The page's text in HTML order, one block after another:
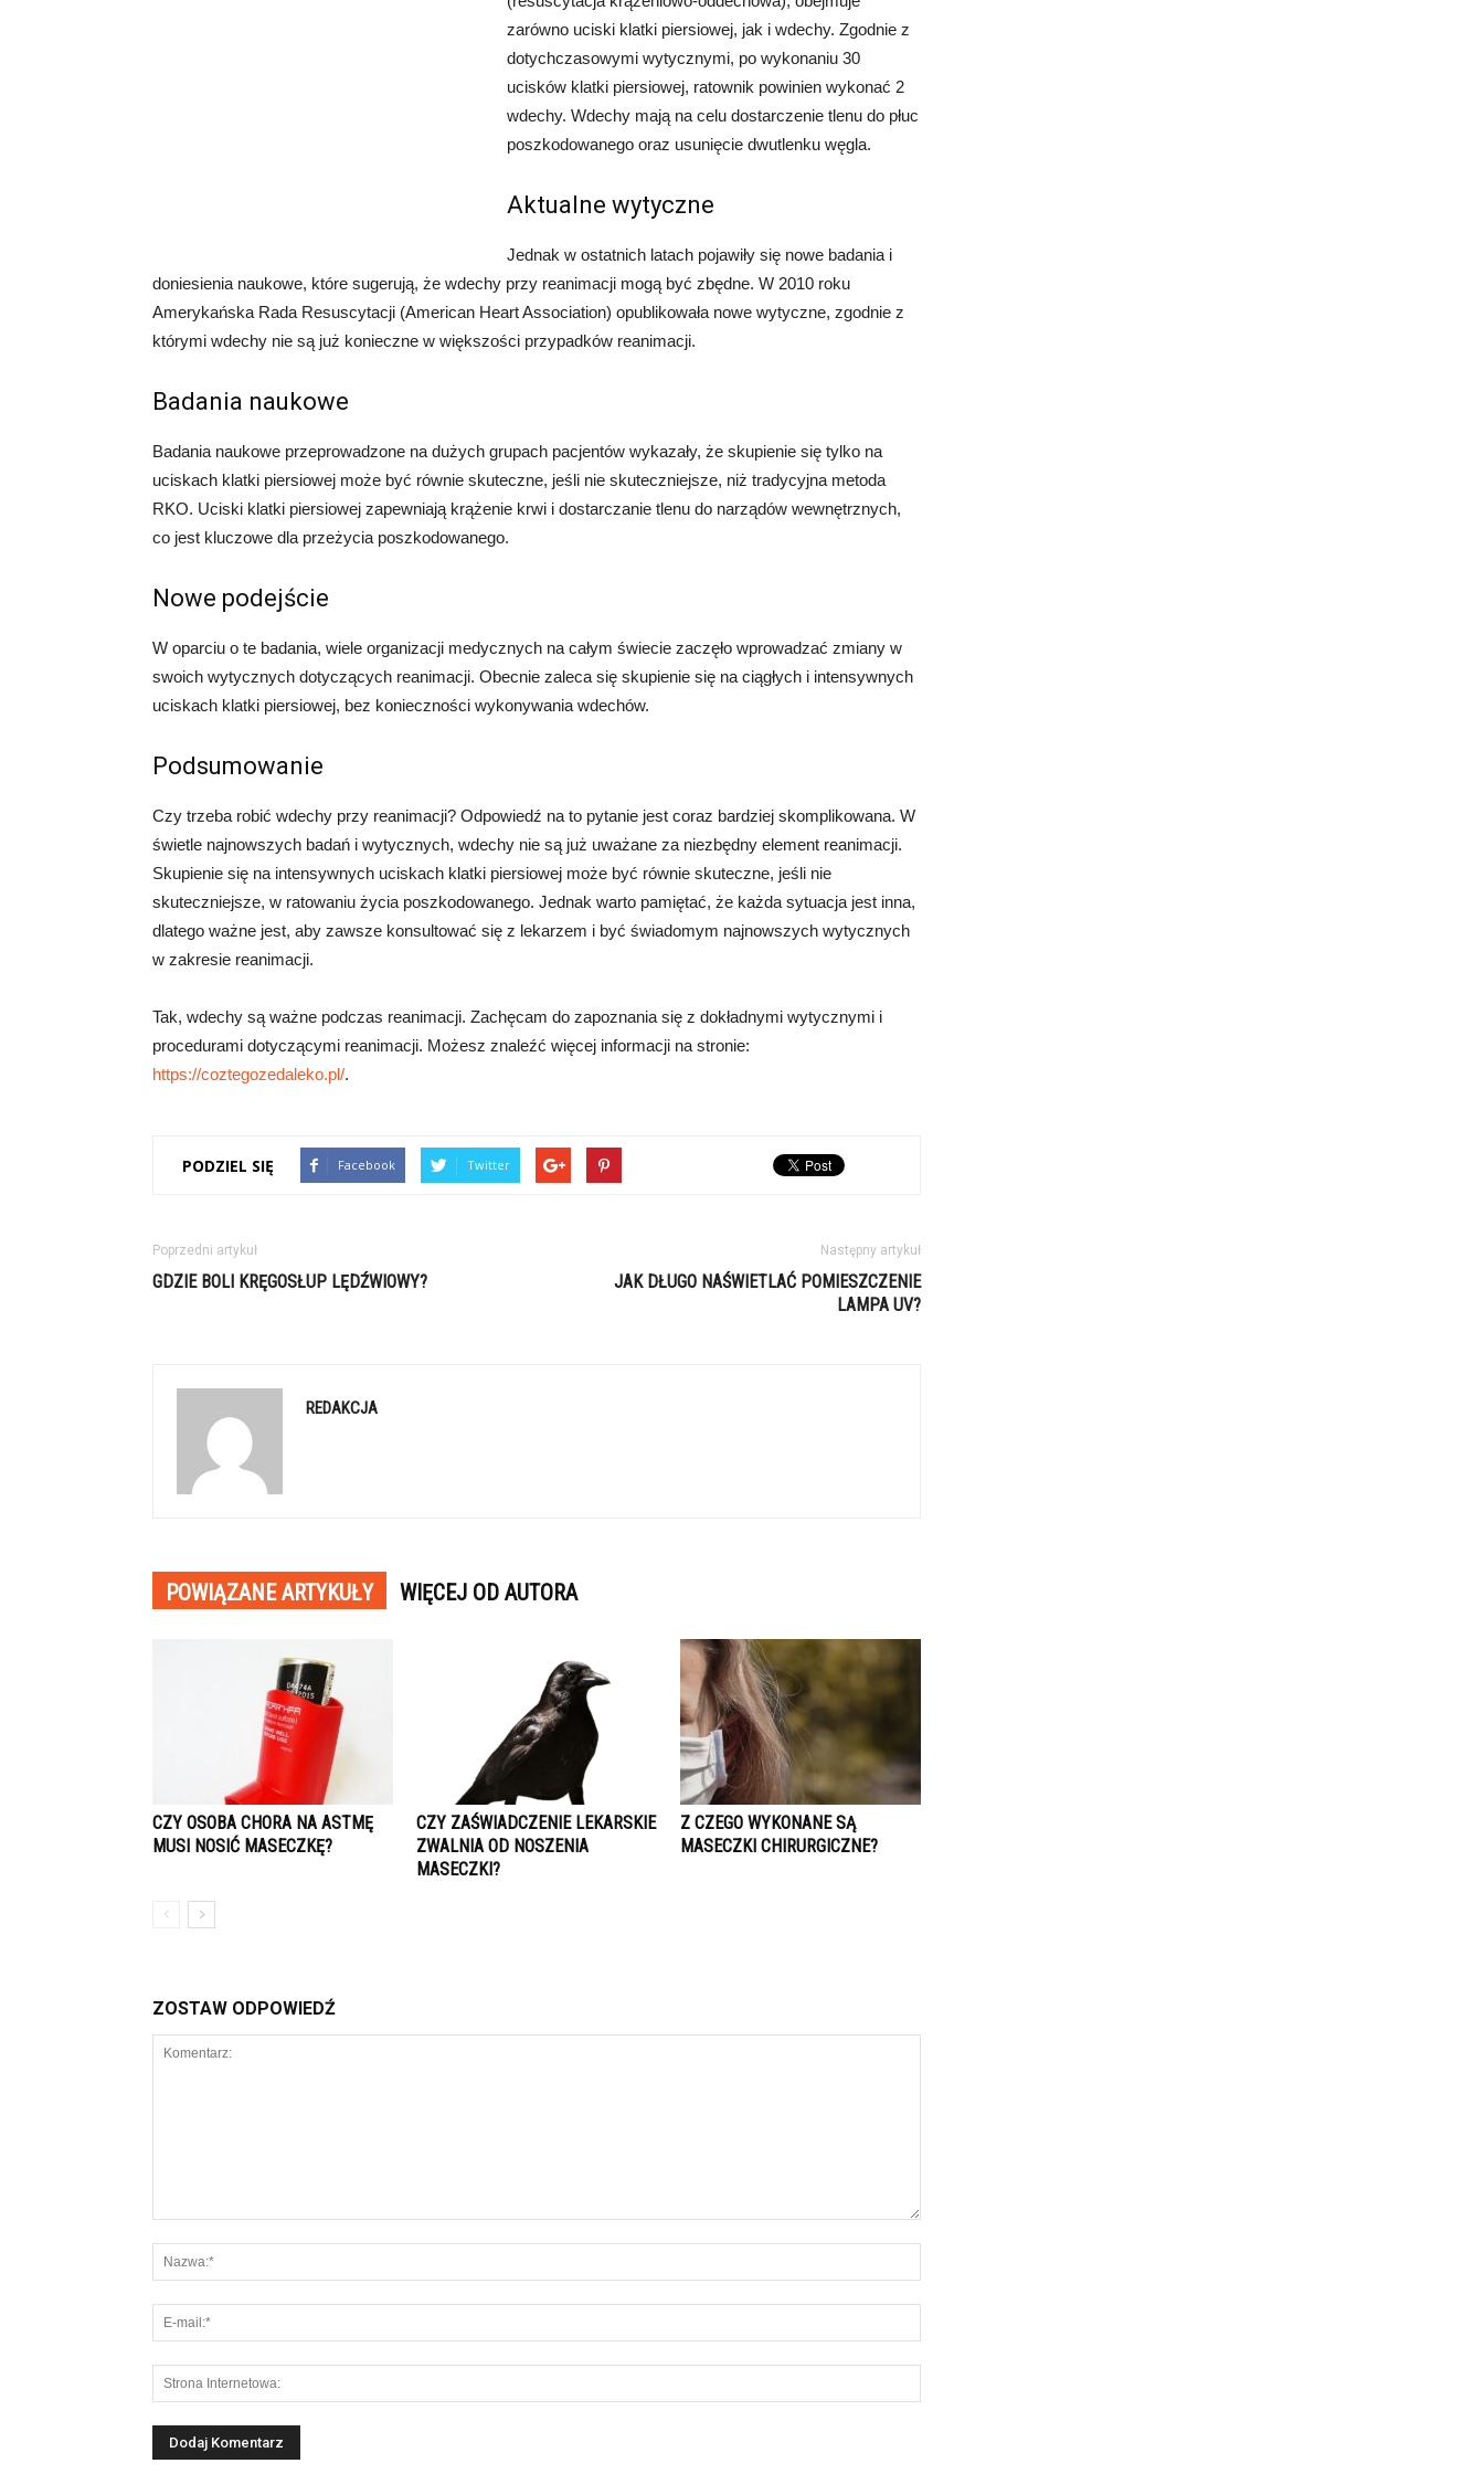
zarówno uciski klatki piersiowej, jak i wdechy. Zgodnie z
dotychczasowymi wytycznymi, po wykonaniu 30
ucisków klatki piersiowej, ratownik powinien wykonać 2
wdechy. Wdechy mają na celu dostarczenie tlenu do płuc
poszkodowanego oraz usunięcie dwutlenku węgla.
Aktualne wytyczne
Jednak w ostatnich latach pojawiły się nowe badania i
doniesienia naukowe, które sugerują, że wdechy przy reanimacji mogą być zbędne. W 2010 roku
Amerykańska Rada Resuscytacji (American Heart Association) opublikowała nowe wytyczne, zgodnie z
którymi wdechy nie są już konieczne w większości przypadków reanimacji.
Badania naukowe
Badania naukowe przeprowadzone na dużych grupach pacjentów wykazały, że skupienie się tylko na
uciskach klatki piersiowej może być równie skuteczne, jeśli nie skuteczniejsze, niż tradycyjna metoda
RKO. Uciski klatki piersiowej zapewniają krążenie krwi i dostarczanie tlenu do narządów wewnętrznych,
co jest kluczowe dla przeżycia poszkodowanego.
Nowe podejście
W oparciu o te badania, wiele organizacji medycznych na całym świecie zaczęło wprowadzać zmiany w
swoich wytycznych dotyczących reanimacji. Obecnie zaleca się skupienie się na ciągłych i intensywnych
uciskach klatki piersiowej, bez konieczności wykonywania wdechów.
Podsumowanie
Czy trzeba robić wdechy przy reanimacji? Odpowiedź na to pytanie jest coraz bardziej skomplikowana. W
świetle najnowszych badań i wytycznych, wdechy nie są już uważane za niezbędny element reanimacji.
Skupienie się na intensywnych uciskach klatki piersiowej może być równie skuteczne, jeśli nie
skuteczniejsze, w ratowaniu życia poszkodowanego. Jednak warto pamiętać, że każda sytuacja jest inna,
dlatego ważne jest, aby zawsze konsultować się z lekarzem i być świadomym najnowszych wytycznych
w zakresie reanimacji.
Tak, wdechy są ważne podczas reanimacji. Zachęcam do zapoznania się z dokładnymi wytycznymi i
procedurami dotyczącymi reanimacji. Możesz znaleźć więcej informacji na stronie:
https://coztegozedaleko.pl/.
PODZIEL SIĘ Facebook Twitter
Poprzedni artykuł
GDZIE BOLI KRĘGOSŁUP LĘDŹWIOWY?
Następny artykuł
JAK DŁUGO NAŚWIETLAĆ POMIESZCZENIE
LAMPA UV?
REDAKCJA
POWIĄZANE ARTYKUŁY WIĘCEJ OD AUTORA
CZY OSOBA CHORA NA ASTMĘ
MUSI NOSIĆ MASECZKĘ?
CZY ZAŚWIADCZENIE LEKARSKIE
ZWALNIA OD NOSZENIA
MASECZKI?
Z CZEGO WYKONANE SĄ
MASECZKI CHIRURGICZNE?
ZOSTAW ODPOWIEDŹ